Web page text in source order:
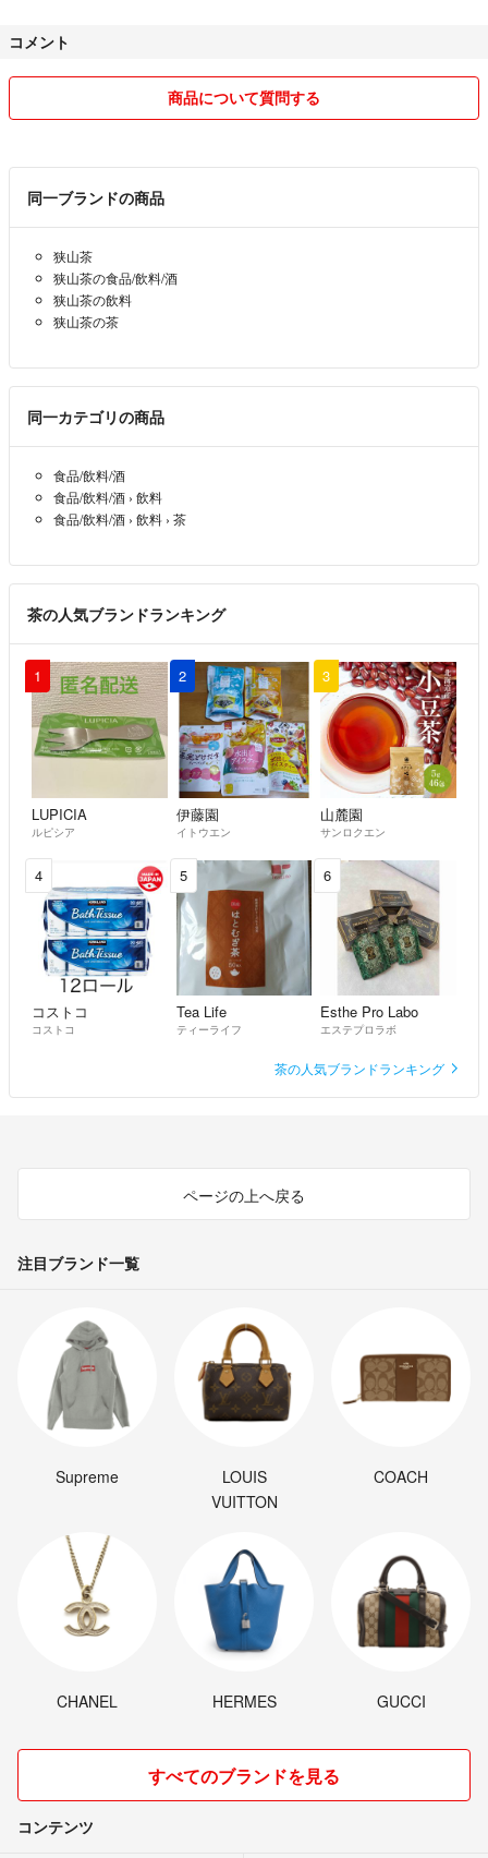
☆コメント受付ます！可能な限りご希望に合わせて、互繁園の狭山茶をご
※ 同梱は、6本(煎茶3種/組み合わせ自由)まで可能です。その範囲にて、お
お手頃価格にてご提供させていただいております！
気に入って頂けたら幸いです☆是非この機会にお試し頂ければと思いま
す。(^-^)
【⚠️注意】
ますのでご了承ください。
新茶 八女茶 静岡茶 宇治茶 お茶 緑茶 冷茶 煎茶 お手頃価格 狭山茶 一番
茶 カテキン 免疫力アップ 和菓子 ほうじ茶 お茶菓子 日本茶 茶葉 お茶の
葉 深蒸し茶 上煎茶 2025
法過程においても全く同じ味でないところも小さい茶農園直販の楽しみ
の一つです♪狭山地域内でも早くに摘まれて新茶を出されている農園も
のみを100%使用して煎茶をご提供しております。
お陰様で、令7年度産『なつかし煎茶』は、完売となりました！ご愛飲
☆ご希望等ございましたら、お気軽にコメントいただければと思いま
す。(^-^)
☆おまとめ割引あります。コメントよりお知らせ下さい
る事と思います♪
☆互繁園のお茶豆知識☆
浅蒸し深蒸しの話です。お茶になるまでの工程の一つ蒸しの作業があり
ます。何故蒸すのか？生葉摘み後、主に酸化発酵の働きを止めるためで
すが、蒸し時間により味や水色等にも大きな違いが出てきます。『茶
葉、水色、味の違い』●浅蒸し→細長、黄金色、旨みと渋みがあり後味
で、柔らかくなった茶葉が崩れやすくなる為)、濃い緑色(深蒸しの特徴
す。細かい茶葉が沈んだ時に黄金色になるのでお分かりになると思いま
す^ ^)、渋みが和らぎまろやかな甘みとコクのある味。
※狭山の新茶詰み時期は4月下旬〜5月です。小売店は袋に詰めた時から
通常賞味期限1年です。より新鮮なものをお届けしたい為、同じ煎茶で
あっても私達生産者(狭山の茶組合加入農家)は半年の賞味期限としてい
ます。(^-^)
【⚠️注意】
当園商品を転売によってご購入された商品の品質等の責任は一切負い兼
ねますのでご了承ください。
コメント
商品について質問する
同一ブランドの商品
狭山茶
狭山茶の食品/飲料/酒
狭山茶の飲料
狭山茶の茶
同一カテゴリの商品
食品/飲料/酒
食品/飲料/酒 › 飲料
食品/飲料/酒 › 飲料 › 茶
茶の人気ブランドランキング
1
LUPICIA
ルピシア
2
伊藤園
イトウエン
3
山麓園
サンロクエン
4
コストコ
コストコ
5
Tea Life
ティーライフ
6
Esthe Pro Labo
エステプロラボ
茶の人気ブランドランキング
ページの上へ戻る
注目ブランド一覧
Supreme
LOUIS
VUITTON
COACH
CHANEL HERMES GUCCI
すべてのブランドを見る
コンテンツ